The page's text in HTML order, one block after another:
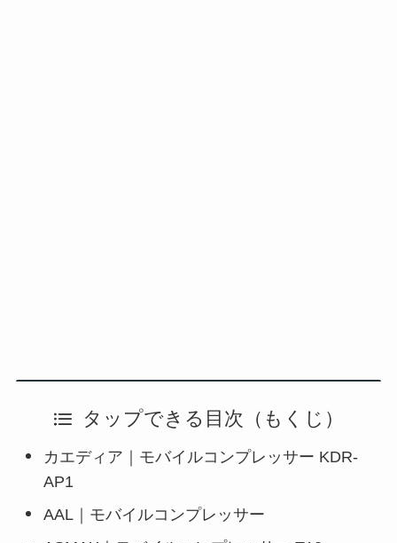
タップできる目次（もくじ）
カエディア｜モバイルコンプレッサー KDR-
AP1
AAL｜モバイルコンプレッサー